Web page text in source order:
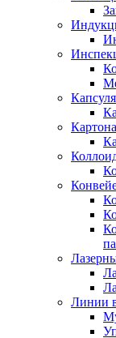
Линии